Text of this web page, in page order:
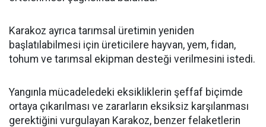
Karakoz ayrıca tarımsal üretimin yeniden
başlatılabilmesi için üreticilere hayvan, yem, fidan,
tohum ve tarımsal ekipman desteği verilmesini istedi.
Yangınla mücadeledeki eksikliklerin şeffaf biçimde
ortaya çıkarılması ve zararların eksiksiz karşılanması
gerektiğini vurgulayan Karakoz, benzer felaketlerin